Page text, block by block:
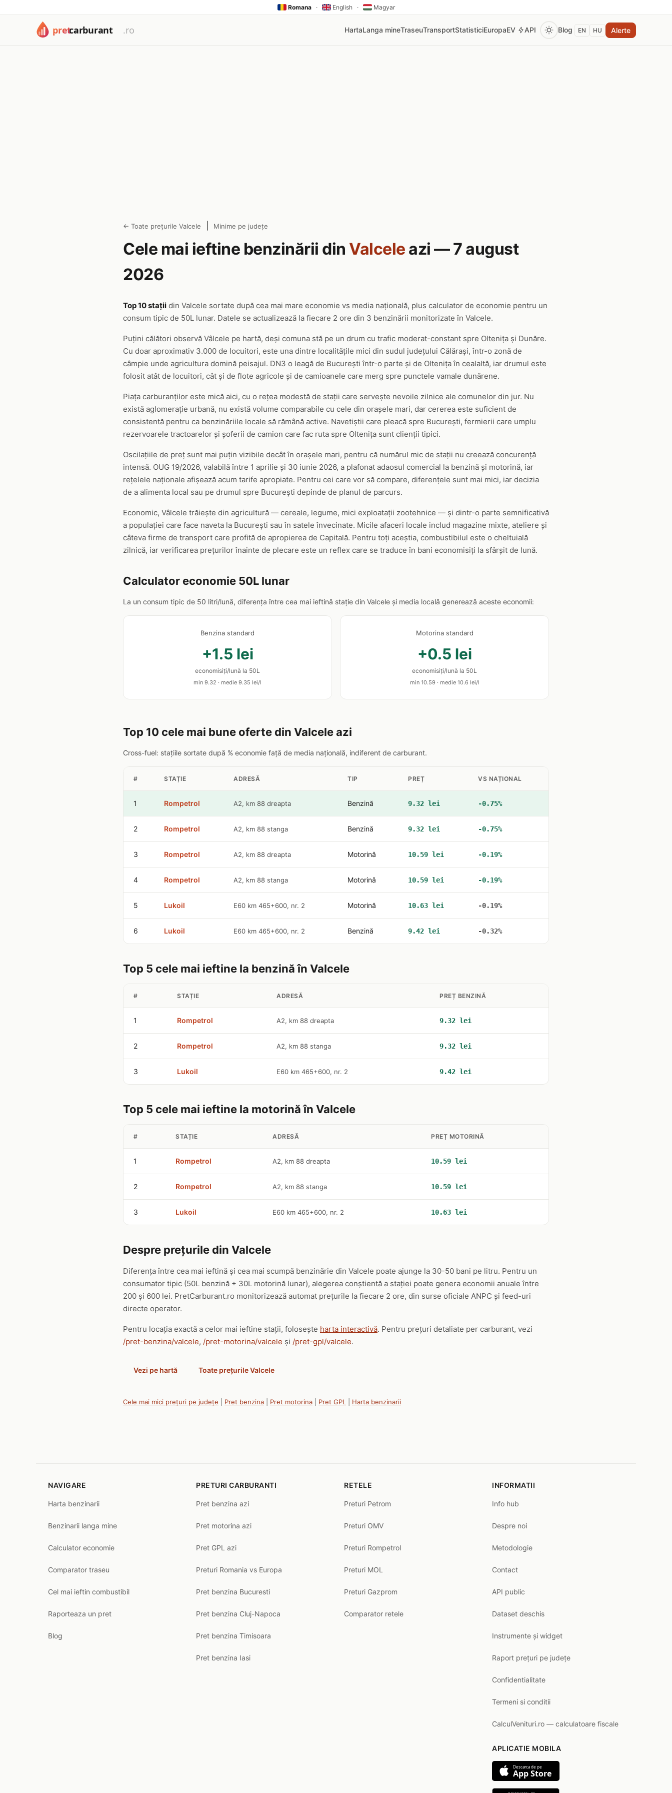
Romana · English · Magyar
HartaLanga mineTraseuTransportStatisticiEuropaEV API Blog EN HU Alerte
← Toate prețurile Valcele Minime pe județe
Cele mai ieftine benzinării din Valcele azi — 7 august
2026
Top 10 stații din Valcele sortate după cea mai mare economie vs media națională, plus calculator de economie pentru un
consum tipic de 50L lunar. Datele se actualizează la fiecare 2 ore din 3 benzinării monitorizate în Valcele.
Puțini călători observă Vâlcele pe hartă, deși comuna stă pe un drum cu trafic moderat-constant spre Oltenița și Dunăre.
Cu doar aproximativ 3.000 de locuitori, este una dintre localitățile mici din sudul județului Călărași, într-o zonă de
câmpie unde agricultura domină peisajul. DN3 o leagă de București într-o parte și de Oltenița în cealaltă, iar drumul este
folosit atât de locuitori, cât și de flote agricole și de camioanele care merg spre punctele vamale dunărene.
Piața carburanților este mică aici, cu o rețea modestă de stații care servește nevoile zilnice ale comunelor din jur. Nu
există aglomerație urbană, nu există volume comparabile cu cele din orașele mari, dar cererea este suficient de
consistentă pentru ca benzinăriile locale să rămână active. Navetiștii care pleacă spre București, fermierii care umplu
rezervoarele tractoarelor și șoferii de camion care fac ruta spre Oltenița sunt clienții tipici.
Oscilațiile de preț sunt mai puțin vizibile decât în orașele mari, pentru că numărul mic de stații nu creează concurență
intensă. OUG 19/2026, valabilă între 1 aprilie și 30 iunie 2026, a plafonat adaosul comercial la benzină și motorină, iar
rețelele naționale afișează acum tarife apropiate. Pentru cei care vor să compare, diferențele sunt mai mici, iar decizia
de a alimenta local sau pe drumul spre București depinde de planul de parcurs.
Economic, Vâlcele trăiește din agricultură — cereale, legume, mici exploatații zootehnice — și dintr-o parte semnificativă
a populației care face naveta la București sau în satele învecinate. Micile afaceri locale includ magazine mixte, ateliere și
câteva firme de transport care profită de apropierea de Capitală. Pentru toți aceștia, combustibilul este o cheltuială
zilnică, iar verificarea prețurilor înainte de plecare este un reflex care se traduce în bani economisiți la sfârșit de lună.
Calculator economie 50L lunar
La un consum tipic de 50 litri/lună, diferența între cea mai ieftină stație din Valcele și media locală generează aceste economii:
Benzina standard
+1.5 lei
economisiți/lună la 50L
min 9.32 · medie 9.35 lei/l
Motorina standard
+0.5 lei
economisiți/lună la 50L
min 10.59 · medie 10.6 lei/l
Top 10 cele mai bune oferte din Valcele azi
Cross-fuel: stațiile sortate după % economie față de media națională, indiferent de carburant.
# STAȚIE ADRESĂ TIP PREȚ VS NAȚIONAL
1 Rompetrol A2, km 88 dreapta Benzină 9.32 lei -0.75%
2 Rompetrol A2, km 88 stanga Benzină 9.32 lei -0.75%
3 Rompetrol A2, km 88 dreapta Motorină 10.59 lei -0.19%
4 Rompetrol A2, km 88 stanga Motorină 10.59 lei -0.19%
5 Lukoil E60 km 465+600, nr. 2 Motorină 10.63 lei -0.19%
6 Lukoil E60 km 465+600, nr. 2 Benzină 9.42 lei -0.32%
Top 5 cele mai ieftine la benzină în Valcele
# STAȚIE ADRESĂ PREȚ BENZINĂ
1 Rompetrol A2, km 88 dreapta 9.32 lei
2 Rompetrol A2, km 88 stanga 9.32 lei
3 Lukoil E60 km 465+600, nr. 2 9.42 lei
Top 5 cele mai ieftine la motorină în Valcele
# STAȚIE ADRESĂ PREȚ MOTORINĂ
1 Rompetrol A2, km 88 dreapta 10.59 lei
2 Rompetrol A2, km 88 stanga 10.59 lei
3 Lukoil E60 km 465+600, nr. 2 10.63 lei
Despre prețurile din Valcele
Diferența între cea mai ieftină și cea mai scumpă benzinărie din Valcele poate ajunge la 30-50 bani pe litru. Pentru un
consumator tipic (50L benzină + 30L motorină lunar), alegerea conștientă a stației poate genera economii anuale între
200 și 600 lei. PretCarburant.ro monitorizează automat prețurile la fiecare 2 ore, din surse oficiale ANPC și feed-uri
directe operator.
Pentru locația exactă a celor mai ieftine stații, folosește harta interactivă. Pentru prețuri detaliate per carburant, vezi
/pret-benzina/valcele, /pret-motorina/valcele și /pret-gpl/valcele.
Vezi pe hartă Toate prețurile Valcele
Cele mai mici prețuri pe județe Pret benzina Pret motorina Pret GPL Harta benzinarii
NAVIGARE
Harta benzinarii
Benzinarii langa mine
Calculator economie
Comparator traseu
Cel mai ieftin combustibil
Raporteaza un pret
Blog
PRETURI CARBURANTI
Pret benzina azi
Pret motorina azi
Pret GPL azi
Preturi Romania vs Europa
Pret benzina Bucuresti
Pret benzina Cluj-Napoca
Pret benzina Timisoara
Pret benzina Iasi
RETELE
Preturi Petrom
Preturi OMV
Preturi Rompetrol
Preturi MOL
Preturi Gazprom
Comparator retele
INFORMATII
Info hub
Despre noi
Metodologie
Contact
API public
Dataset deschis
Instrumente și widget
Raport prețuri pe județe
Confidentialitate
Termeni si conditii
CalculVenituri.ro — calculatoare fiscale
APLICATIE MOBILA
Descarca de pe
App Store